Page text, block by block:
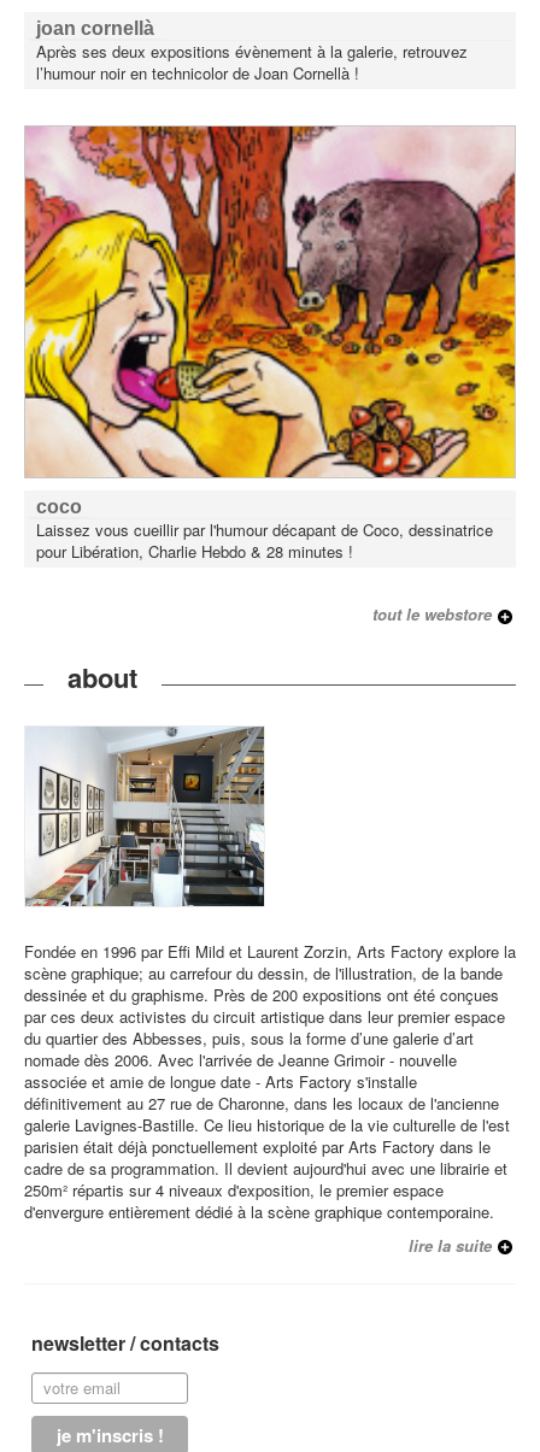
joan cornellà
Après ses deux expositions évènement à la galerie, retrouvez
l’humour noir en technicolor de Joan Cornellà !
coco
Laissez vous cueillir par l'humour décapant de Coco, dessinatrice
pour Libération, Charlie Hebdo & 28 minutes !
tout le webstore
about
Fondée en 1996 par Effi Mild et Laurent Zorzin, Arts Factory explore la
scène graphique; au carrefour du dessin, de l'illustration, de la bande
dessinée et du graphisme. Près de 200 expositions ont été conçues
par ces deux activistes du circuit artistique dans leur premier espace
du quartier des Abbesses, puis, sous la forme d’une galerie d’art
nomade dès 2006. Avec l'arrivée de Jeanne Grimoir - nouvelle
associée et amie de longue date - Arts Factory s'installe
définitivement au 27 rue de Charonne, dans les locaux de l'ancienne
galerie Lavignes-Bastille. Ce lieu historique de la vie culturelle de l'est
parisien était déjà ponctuellement exploité par Arts Factory dans le
cadre de sa programmation. Il devient aujourd'hui avec une librairie et
250m² répartis sur 4 niveaux d'exposition, le premier espace
d'envergure entièrement dédié à la scène graphique contemporaine.
lire la suite
newsletter / contacts